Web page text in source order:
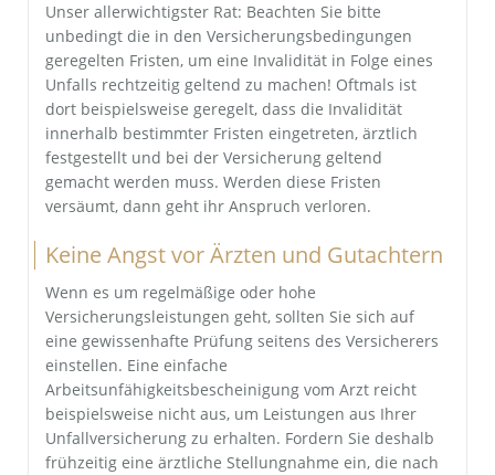
Unser allerwichtigster Rat: Beachten Sie bitte
unbedingt die in den Versicherungsbedingungen
geregelten Fristen, um eine Invalidität in Folge eines
Unfalls rechtzeitig geltend zu machen! Oftmals ist
dort beispielsweise geregelt, dass die Invalidität
innerhalb bestimmter Fristen eingetreten, ärztlich
festgestellt und bei der Versicherung geltend
gemacht werden muss. Werden diese Fristen
versäumt, dann geht ihr Anspruch verloren.
Keine Angst vor Ärzten und Gutachtern
Wenn es um regelmäßige oder hohe
Versicherungsleistungen geht, sollten Sie sich auf
eine gewissenhafte Prüfung seitens des Versicherers
einstellen. Eine einfache
Arbeitsunfähigkeitsbescheinigung vom Arzt reicht
beispielsweise nicht aus, um Leistungen aus Ihrer
Unfallversicherung zu erhalten. Fordern Sie deshalb
frühzeitig eine ärztliche Stellungnahme ein, die nach